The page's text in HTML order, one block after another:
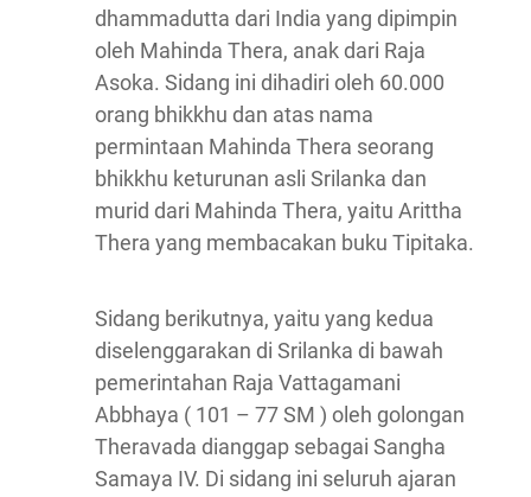
dhammadutta dari India yang dipimpin
oleh Mahinda Thera, anak dari Raja
Asoka. Sidang ini dihadiri oleh 60.000
orang bhikkhu dan atas nama
permintaan Mahinda Thera seorang
bhikkhu keturunan asli Srilanka dan
murid dari Mahinda Thera, yaitu Arittha
Thera yang membacakan buku Tipitaka.
Sidang berikutnya, yaitu yang kedua
diselenggarakan di Srilanka di bawah
pemerintahan Raja Vattagamani
Abbhaya ( 101 – 77 SM ) oleh golongan
Theravada dianggap sebagai Sangha
Samaya IV. Di sidang ini seluruh ajaran